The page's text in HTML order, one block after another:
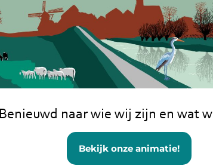
Benieuwd naar wie wij zijn en wat
Bekijk onze animatie!